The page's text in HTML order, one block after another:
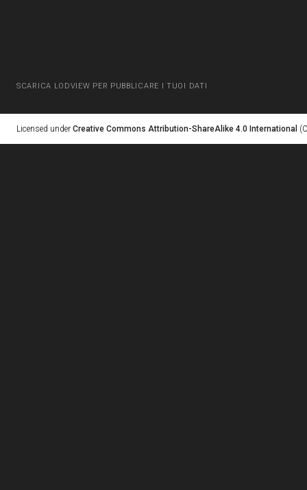
SCARICA LODVIEW PER PUBBLICARE I TUOI DATI
Licensed under Creative Commons Attribution-ShareAlike 4.0 International